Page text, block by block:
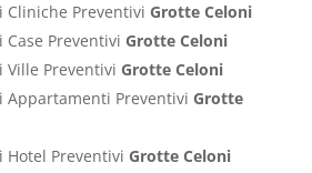
Preventivi Grotte Celoni
Preventivi Grotte Celoni
Preventivi Grotte Celoni
Appartamenti Preventivi Grotte
Preventivi Grotte Celoni